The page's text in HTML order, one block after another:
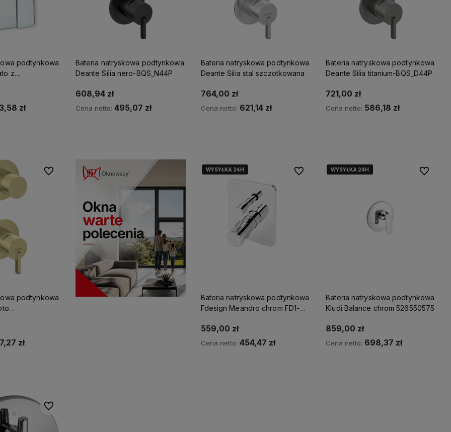
podtynkowa
z
zł
Bateria natryskowa podtynkowa
Deante Silia nero-BQS_N44P
608,94 zł
Cena netto: 495,07 zł
Bateria natryskowa podtynkowa
Deante Silia stal szczotkowana
764,00 zł
Cena netto: 621,14 zł
Bateria natryskowa podtynkowa
Deante Silia titanium-BQS_D44P
721,00 zł
Cena netto: 586,18 zł
podtynkowa
zł
Do ulubionych WYSYŁKA 24H
Bateria natryskowa podtynkowa
Fdesign Meandro chrom FD1-
559,00 zł
Cena netto: 454,47 zł
Do ulubionychWYSYŁKA 24H
WYSYŁKA 24H
WYSYŁKA 24H
WYSYŁKA 24H
Bateria natryskowa podtynkowa
Kludi Balance chrom 526550575
859,00 zł
Cena netto: 698,37 zł
Do
Do ulubionych